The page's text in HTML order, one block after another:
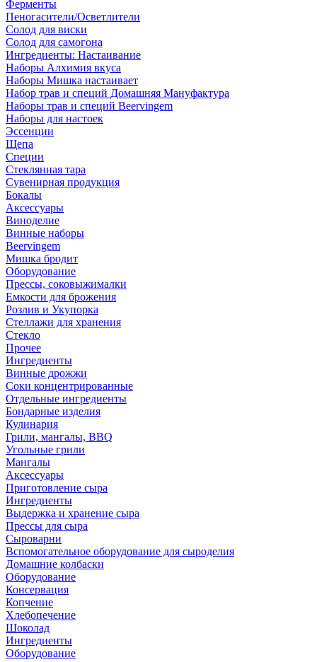
Ферменты
Пеногасители/Осветлители
Солод для виски
Солод для самогона
Ингредиенты: Настаивание
Наборы Алхимия вкуса
Наборы Мишка настаивает
Набор трав и специй Домашняя Мануфактура
Наборы трав и специй Beervingem
Наборы для настоек
Эссенции
Щепа
Специи
Стеклянная тара
Сувенирная продукция
Бокалы
Аксессуары
Виноделие
Винные наборы
Beervingem
Мишка бродит
Оборудование
Прессы, соковыжималки
Емкости для брожения
Розлив и Укупорка
Стеллажи для хранения
Стекло
Прочее
Ингредиенты
Винные дрожжи
Соки концентрированные
Отдельные ингредиенты
Бондарные изделия
Кулинария
Грили, мангалы, BBQ
Угольные грили
Мангалы
Аксессуары
Приготовление сыра
Ингредиенты
Выдержка и хранение сыра
Прессы для сыра
Сыроварни
Вспомогательное оборудование для сыроделия
Домашние колбаски
Оборудование
Консервация
Копчение
Хлебопечение
Шоколад
Ингредиенты
Оборудование